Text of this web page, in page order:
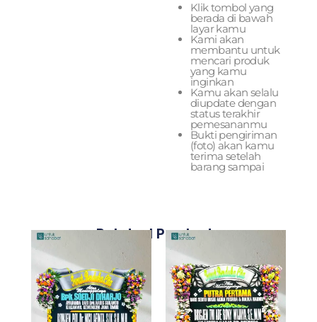
Klik tombol yang
berada di bawah
layar kamu
Kami akan
membantu untuk
mencari produk
yang kamu
inginkan
Kamu akan selalu
diupdate dengan
status terakhir
pemesananmu
Bukti pengiriman
(foto) akan kamu
terima setelah
barang sampai
Related Products